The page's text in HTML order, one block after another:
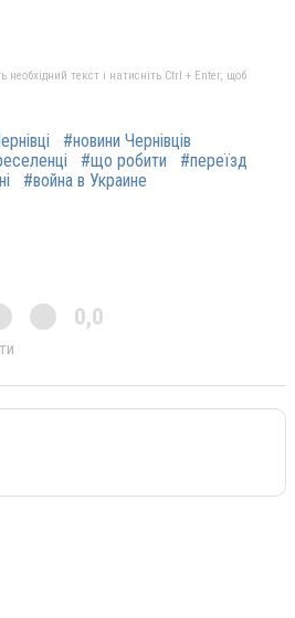
текст і натисніть Ctrl + Enter, щоб
#новини Чернівців
#що робити
#переїзд
#война в Украине
0,0